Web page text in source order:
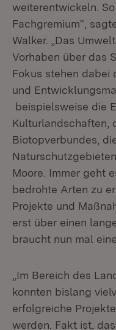
weiterentwickeln.
Fachgremium“,
Walker. „Das
Vorhaben über das
Fokus stehen dabei
und
beispielsweise die
Kulturlandschaften,
Biotopverbundes,
Moore. Immer geht
bedrohte Arten zu
Projekte und
erst über einen
braucht nun mal
„Im Bereich des
konnten bislang
erfolgreiche
werden. Fakt ist,